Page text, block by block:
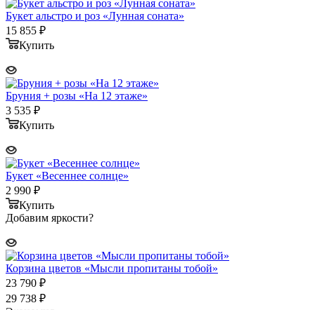
Букет альстро и роз «Лунная соната»
15 855 ₽
Купить
Бруния + розы «На 12 этаже»
3 535 ₽
Купить
Букет «Весеннее солнце»
2 990 ₽
Купить
Добавим яркости?
Корзина цветов «Мысли пропитаны тобой»
23 790 ₽
29 738 ₽